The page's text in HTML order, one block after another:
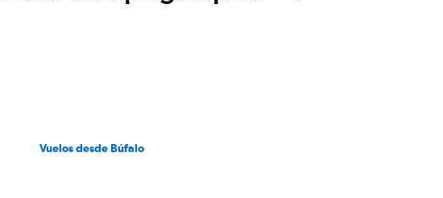
Vuelos desde Búfalo